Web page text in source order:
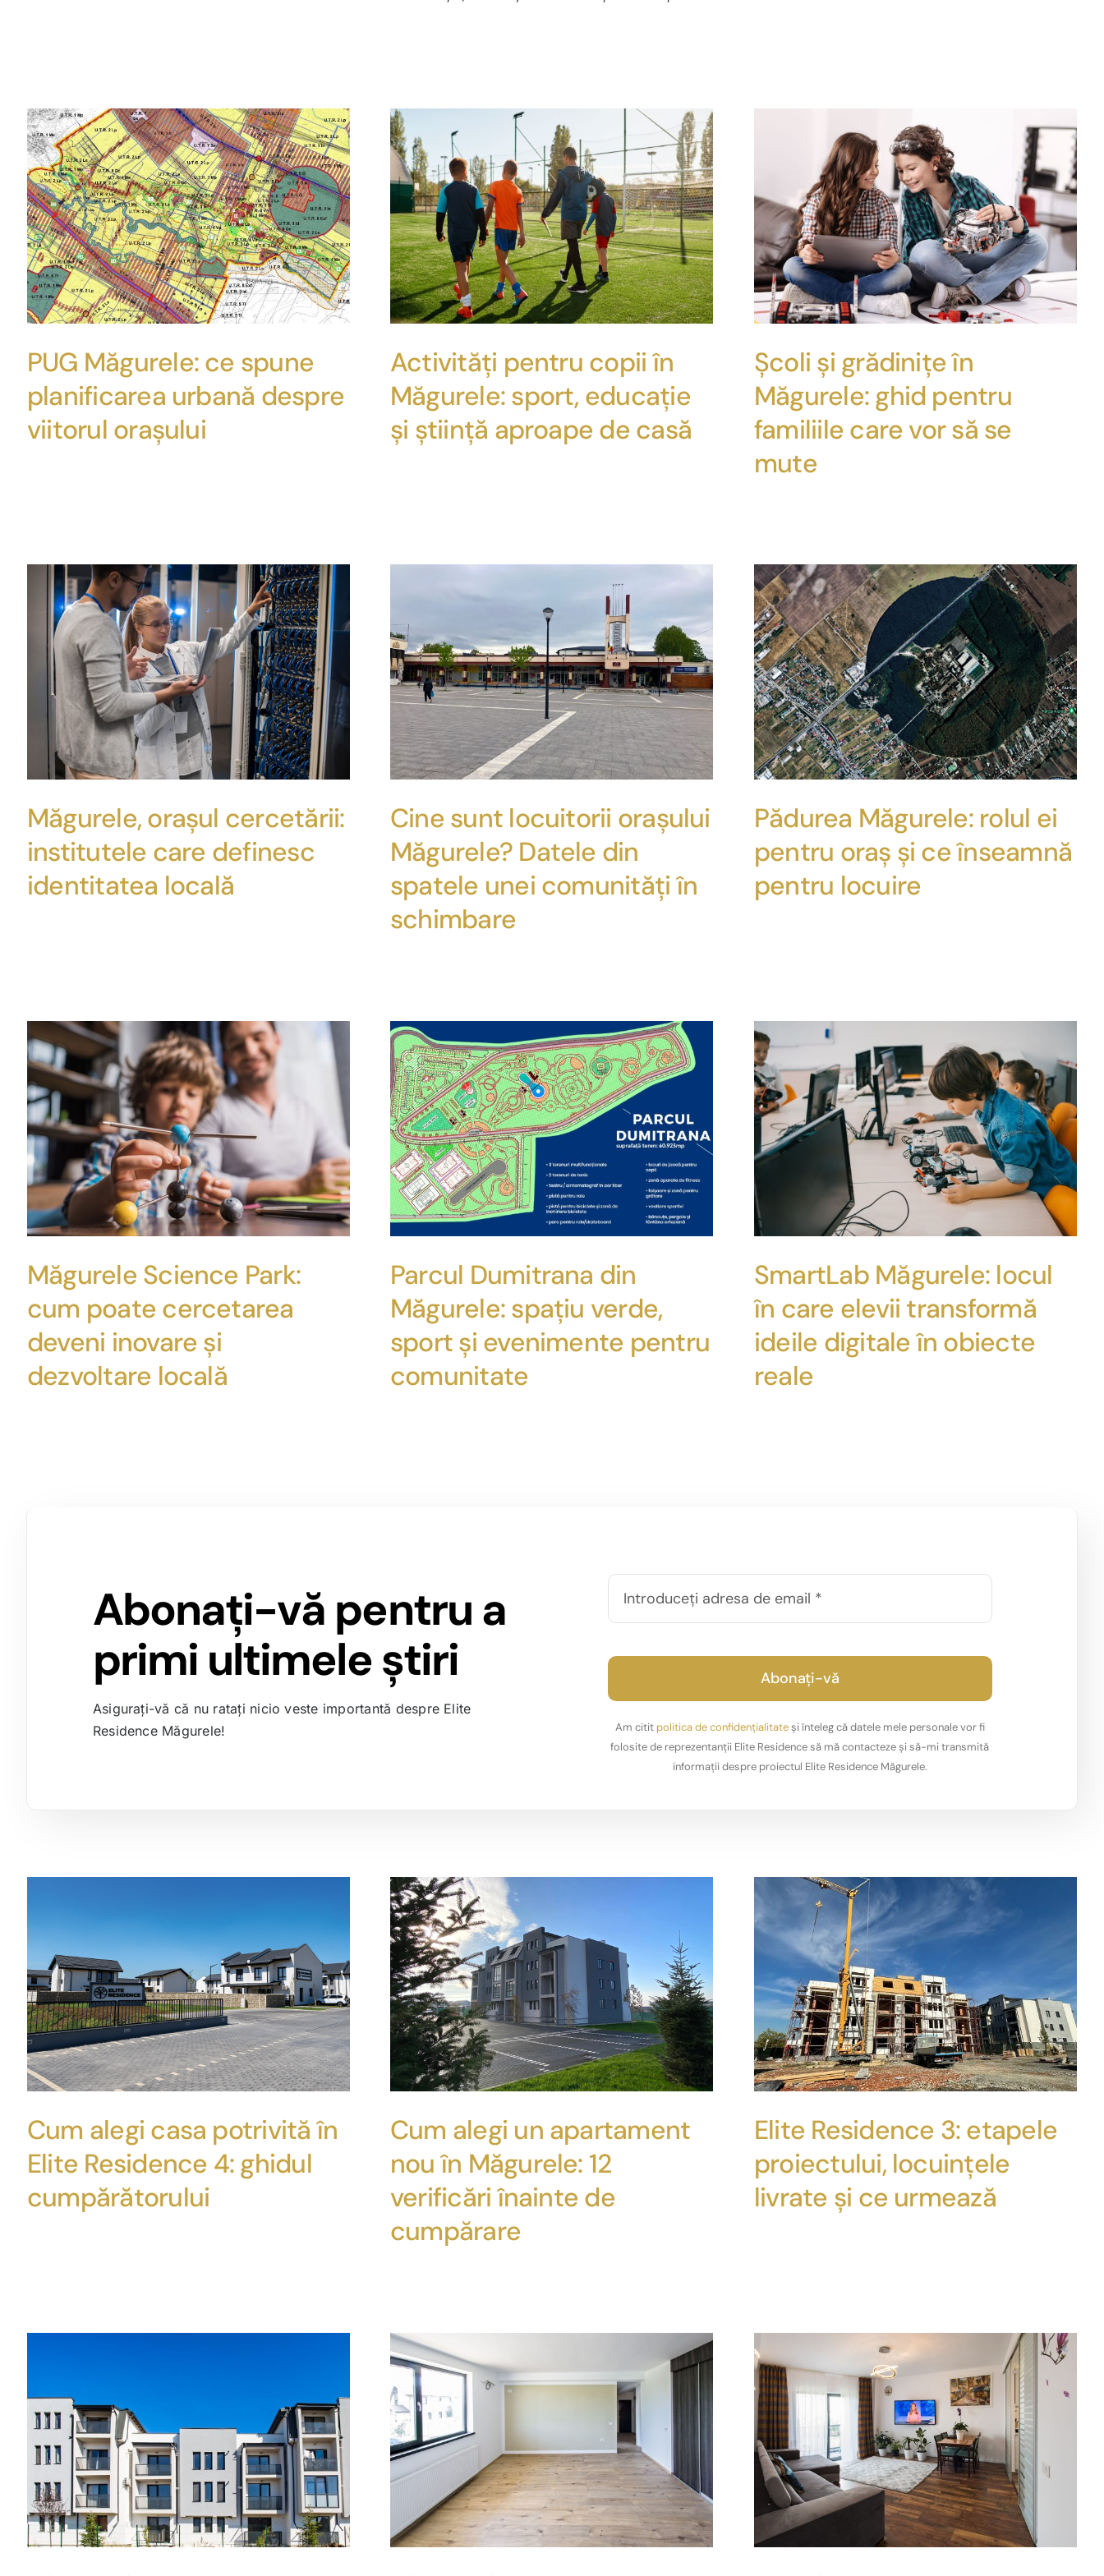
PUG Măgurele: ce spune
planificarea urbană despre
viitorul orașului
Activități pentru copii în
Măgurele: sport, educație
și știință aproape de casă
Școli și grădinițe în
Măgurele: ghid pentru
familiile care vor să se
mute
Măgurele, orașul cercetării:
institutele care definesc
identitatea locală
Cine sunt locuitorii orașului
Măgurele? Datele din
spatele unei comunități în
schimbare
Pădurea Măgurele: rolul ei
pentru oraș și ce înseamnă
pentru locuire
Măgurele Science Park:
cum poate cercetarea
deveni inovare și
dezvoltare locală
Parcul Dumitrana din
Măgurele: spațiu verde,
sport și evenimente pentru
comunitate
SmartLab Măgurele: locul
în care elevii transformă
ideile digitale în obiecte
reale
Abonați-vă pentru a
primi ultimele știri
Asigurați-vă că nu ratați nicio veste importantă despre Elite
Residence Măgurele!
Abonați-vă
Am citit politica de confidențialitateși înteleg că datele mele personale vor fi
folosite de reprezentanții Elite Residence să mă contacteze și să-mi transmită
informații despre proiectul Elite Residence Măgurele.
Cum alegi casa potrivită în
Elite Residence 4: ghidul
cumpărătorului
Cum alegi un apartament
nou în Măgurele: 12
verificări înainte de
cumpărare
Elite Residence 3: etapele
proiectului, locuințele
livrate și ce urmează